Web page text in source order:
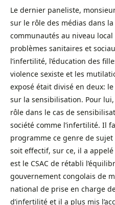
Le dernier paneliste,
sur le rôle des médias dans
communautés au niveau
problèmes sanitaires et
l’infertilité, l’éducation des
violence sexiste et les
exposé était divisé en deux:
sur la sensibilisation. Pour
rôle dans le cas de
société comme l’infertilité. Il
programme ce genre de
soit effectif, sur ce, il a
est le CSAC de rétabli
gouvernement congolais de
national de prise en charge
d’infertilité et il a plus mis